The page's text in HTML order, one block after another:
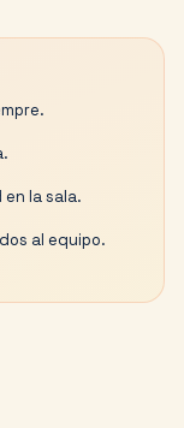
la sala.
al equipo.